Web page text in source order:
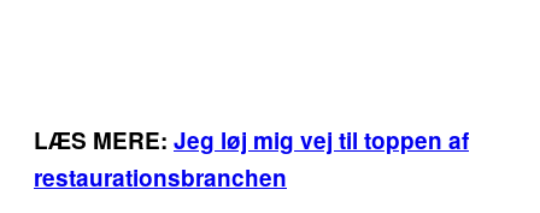
LÆS MERE: Jeg løj mig vej til toppen af
restaurationsbranchen